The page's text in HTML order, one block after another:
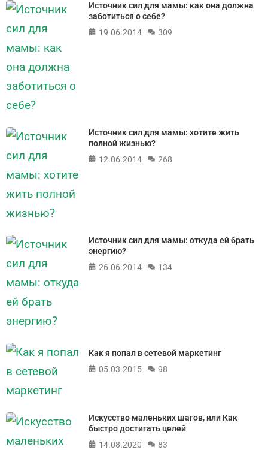
Источник сил для мамы: как она должна
заботиться о себе?
19.06.2014
309
Источник сил для мамы: хотите жить
полной жизнью?
12.06.2014
268
Источник сил для мамы: откуда ей брать
энергию?
26.06.2014
134
Как я попал в сетевой маркетинг
05.03.2015
98
Искусство маленьких шагов, или Как
быстро достигать целей
14.08.2020
83